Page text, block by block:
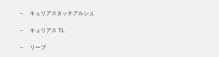
キュリアスタッチアルシュ
キュリアス TL
リーブ